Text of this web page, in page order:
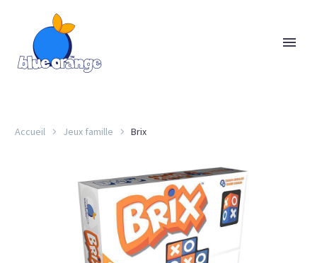
Accueil Jeux famille Brix